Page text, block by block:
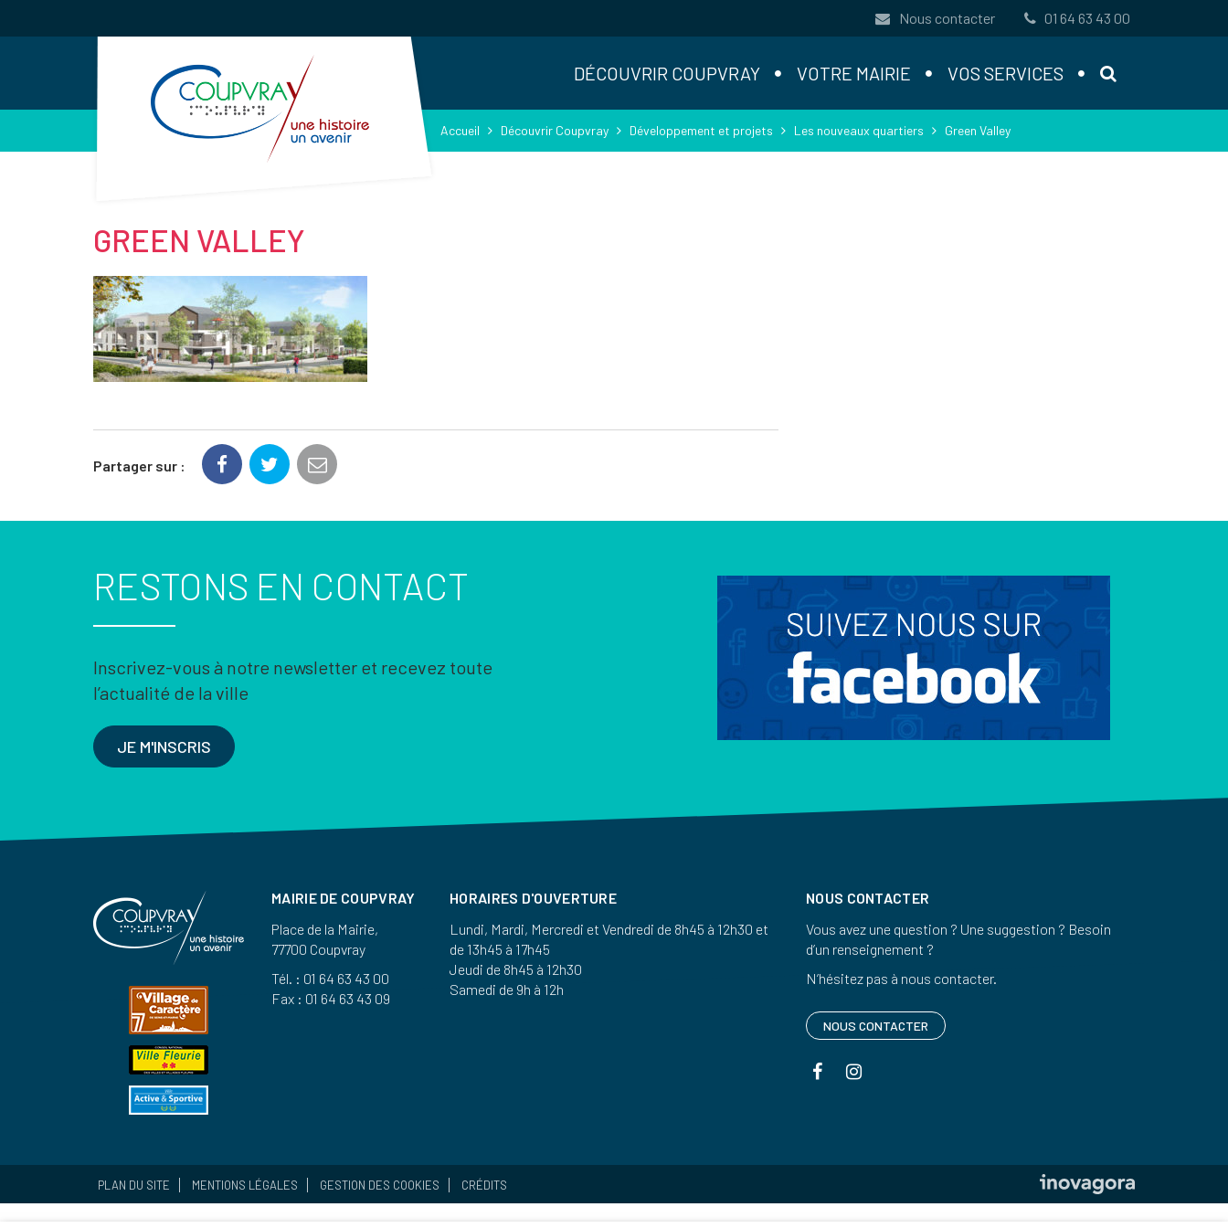
Nous contacter 01 64 63 43 00
DÉCOUVRIR COUPVRAY VOTRE MAIRIE VOS SERVICES
Accueil Découvrir Coupvray Développement et projets Les nouveaux quartiers Green Valley
GREEN VALLEY
Partager sur :
RESTONS EN CONTACT
Inscrivez-vous à notre newsletter et recevez toute
l’actualité de la ville
JE M'INSCRIS
MAIRIE DE COUPVRAY
Place de la Mairie,
77700 Coupvray
Tél. : 01 64 63 43 00
Fax : 01 64 63 43 09
HORAIRES D'OUVERTURE
Lundi, Mardi, Mercredi et Vendredi de 8h45 à 12h30 et
de 13h45 à 17h45
Jeudi de 8h45 à 12h30
Samedi de 9h à 12h
NOUS CONTACTER
Vous avez une question ? Une suggestion ? Besoin
d’un renseignement ?
N’hésitez pas à nous contacter.
NOUS CONTACTER
Lien
Facebook
Instagram
PLAN DU SITE MENTIONS LÉGALES GESTION DES COOKIES CRÉDITS